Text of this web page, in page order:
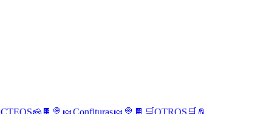
🍫 🍭 🍬 Confituras 🍬 🍭 🍫 🛒OTROS🛒 🧂